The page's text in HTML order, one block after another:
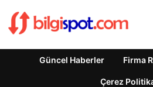
Güncel Haberler Firma
Çerez